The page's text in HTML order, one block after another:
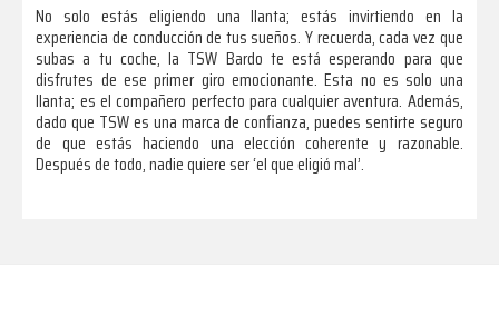
No solo estás eligiendo una llanta; estás invirtiendo en la
experiencia de conducción de tus sueños. Y recuerda, cada vez que
subas a tu coche, la TSW Bardo te está esperando para que
disfrutes de ese primer giro emocionante. Esta no es solo una
llanta; es el compañero perfecto para cualquier aventura. Además,
dado que TSW es una marca de confianza, puedes sentirte seguro
de que estás haciendo una elección coherente y razonable.
Después de todo, nadie quiere ser ‘el que eligió mal’.